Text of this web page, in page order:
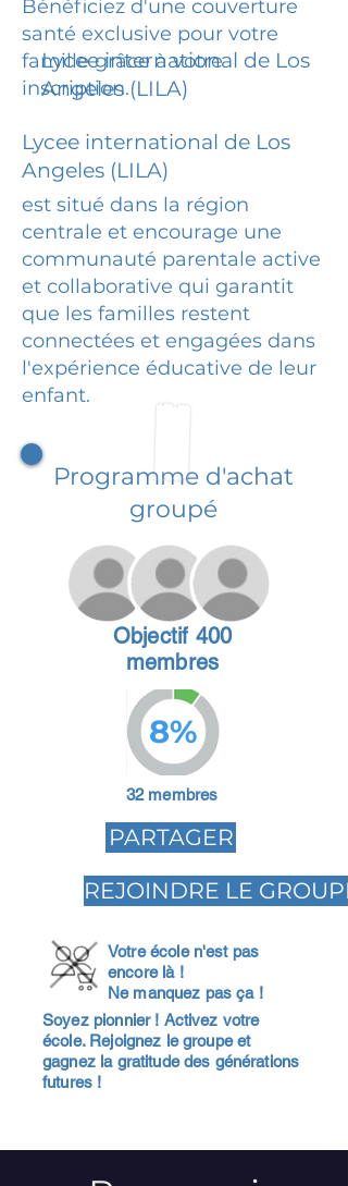
Bénéficiez d'une couverture
santé exclusive pour votre
famille grâce à votre
inscription.
Lycee international de Los
Angeles (LILA)
Lycee international de Los
Angeles (LILA)
est situé dans la région
centrale et encourage une
communauté parentale active
et collaborative qui garantit
que les familles restent
connectées et engagées dans
l'expérience éducative de leur
enfant.
Programme d'achat
groupé
Objectif 400
membres
8%
32 membres
PARTAGER
REJOINDRE LE GROUPE
Votre école n'est pas
encore là !
Ne manquez pas ça !
Soyez pionnier ! Activez votre
école. Rejoignez le groupe et
gagnez la gratitude des générations
futures !